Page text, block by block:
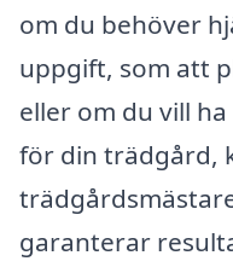
om du behöver
uppgift, som att
eller om du vill
för din trädgård,
garanterar